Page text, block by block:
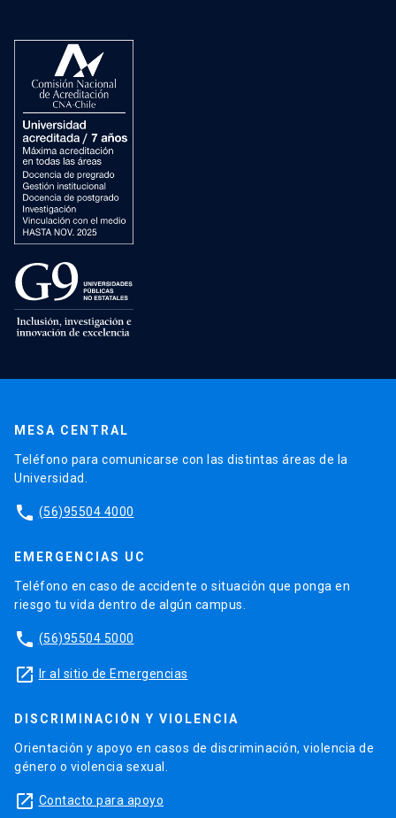
MESA CENTRAL
Teléfono para comunicarse con las distintas áreas de la
Universidad.
phone (56)95504 4000
EMERGENCIAS UC
Teléfono en caso de accidente o situación que ponga en
riesgo tu vida dentro de algún campus.
phone (56)95504 5000
launch Ir al sitio de Emergencias
DISCRIMINACIÓN Y VIOLENCIA
Orientación y apoyo en casos de discriminación, violencia de
género o violencia sexual.
launch Contacto para apoyo